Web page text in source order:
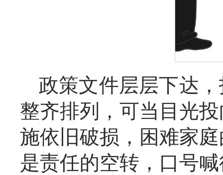
政策文件层层下达
整齐排列，可当目光
施依旧破损，困难家
是责任的空转，口号